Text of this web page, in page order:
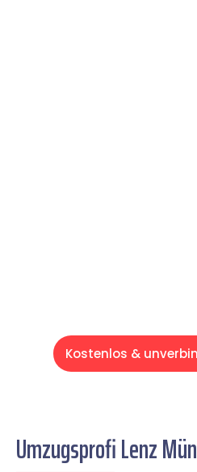
Kostenlos &
Umzugsprofi Lenz